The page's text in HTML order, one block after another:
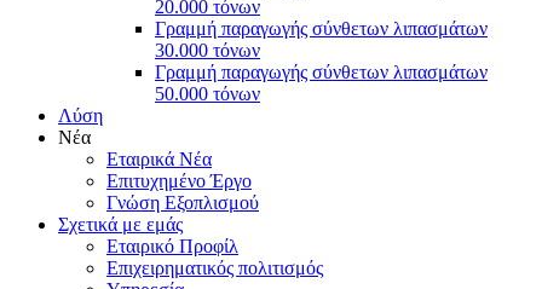
20.000 τόνων
Γραμμή παραγωγής σύνθετων λιπασμάτων
30.000 τόνων
Γραμμή παραγωγής σύνθετων λιπασμάτων
50.000 τόνων
Λύση
Νέα
Εταιρικά Νέα
Επιτυχημένο Έργο
Γνώση Εξοπλισμού
Σχετικά με εμάς
Εταιρικό Προφίλ
Επιχειρηματικός πολιτισμός